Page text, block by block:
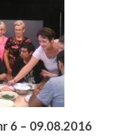
6 – 09.08.2016